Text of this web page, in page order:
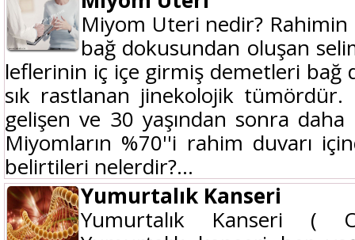
Miyom Uteri nedir?
bağ dokusundan oluşan
leflerinin iç içe girmiş demetleri bağ
sık rastlanan jinekolojik
gelişen ve 30 yaşından sonra
Miyomların %70''i rahim duvarı
belirtileri nelerdir?...
Yumurtalık Kanseri
Yumurtalık Kanseri (